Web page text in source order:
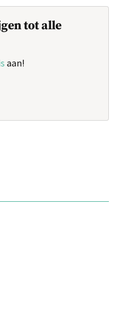
tot alle
aan!